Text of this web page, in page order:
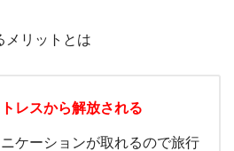
メリットとは
レスから解放される
ケーションが取れるので旅行